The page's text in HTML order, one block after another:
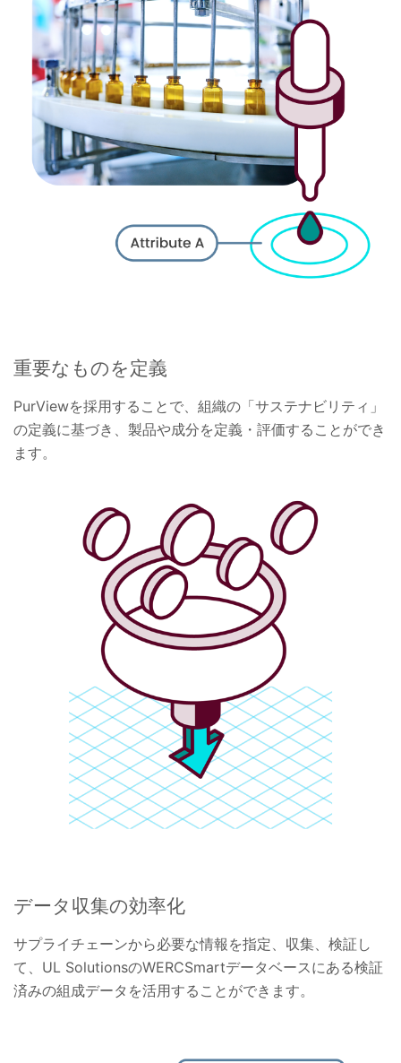
重要なものを定義
PurViewを採用することで、組織の「サステナビリティ」
の定義に基づき、製品や成分を定義・評価することができ
ます。
データ収集の効率化
サプライチェーンから必要な情報を指定、収集、検証し
て、UL SolutionsのWERCSmartデータベースにある検証
済みの組成データを活用することができます。